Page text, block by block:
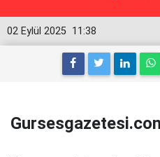
11:38
02 Eylül 2025